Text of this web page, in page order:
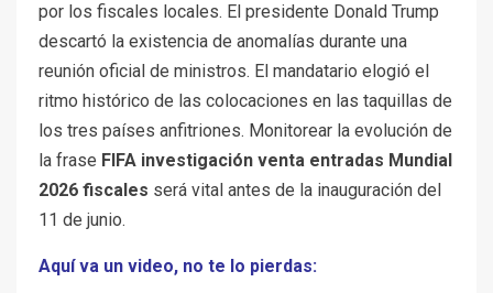
por los fiscales locales. El presidente Donald Trump
descartó la existencia de anomalías durante una
reunión oficial de ministros. El mandatario elogió el
ritmo histórico de las colocaciones en las taquillas de
los tres países anfitriones. Monitorear la evolución de
la frase FIFA investigación venta entradas Mundial
2026 fiscales será vital antes de la inauguración del
11 de junio.
Aquí va un video, no te lo pierdas: